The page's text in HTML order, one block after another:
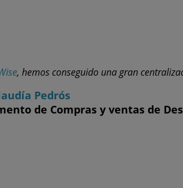
, hemos conseguido una gran
Pedrós
de Compras y ventas de